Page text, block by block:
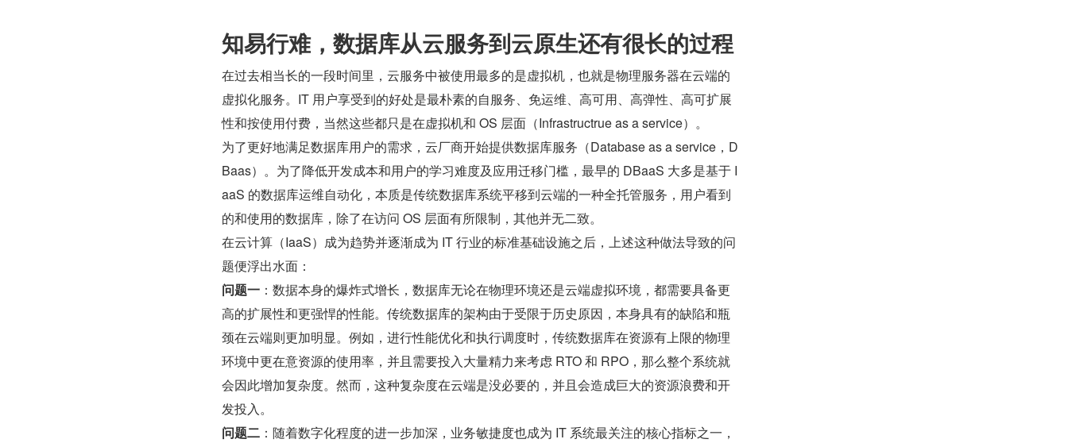
知易行难，数据库从云服务到云原生还有很长的过程
在过去相当长的一段时间里，云服务中被使用最多的是虚拟机，也就是物理服务器在云端的
虚拟化服务。IT 用户享受到的好处是最朴素的自服务、免运维、高可用、高弹性、高可扩展
性和按使用付费，当然这些都只是在虚拟机和 OS 层面（Infrastructrue as a service）。
为了更好地满足数据库用户的需求，云厂商开始提供数据库服务（Database as a service，D
Baas）。为了降低开发成本和用户的学习难度及应用迁移门槛，最早的 DBaaS 大多是基于 I
aaS 的数据库运维自动化，本质是传统数据库系统平移到云端的一种全托管服务，用户看到
的和使用的数据库，除了在访问 OS 层面有所限制，其他并无二致。
在云计算（IaaS）成为趋势并逐渐成为 IT 行业的标准基础设施之后，上述这种做法导致的问
题便浮出水面：
问题一 ：数据本身的爆炸式增长，数据库无论在物理环境还是云端虚拟环境，都需要具备更
高的扩展性和更强悍的性能。传统数据库的架构由于受限于历史原因，本身具有的缺陷和瓶
颈在云端则更加明显。例如，进行性能优化和执行调度时，传统数据库在资源有上限的物理
环境中更在意资源的使用率，并且需要投入大量精力来考虑 RTO 和 RPO，那么整个系统就
会因此增加复杂度。然而，这种复杂度在云端是没必要的，并且会造成巨大的资源浪费和开
发投入。
问题二 ：随着数字化程度的进一步加深，业务敏捷度也成为 IT 系统最关注的核心指标之一，